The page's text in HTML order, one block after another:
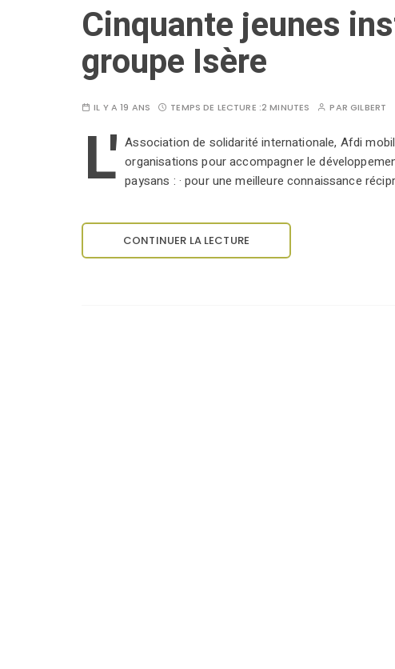
Cinquante jeunes
groupe Isère
IL Y A 19 ANS TEMPS DE LECTURE :2 MINUTES PARGILBERT
L' Association de solidarité internationale, Afdi
organisations pour accompagner le
paysans : · pour une meilleure connaissance
CONTINUER LA LECTURE